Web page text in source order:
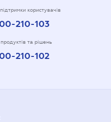
користувачів
210-103
продуктів та рішень
210-102